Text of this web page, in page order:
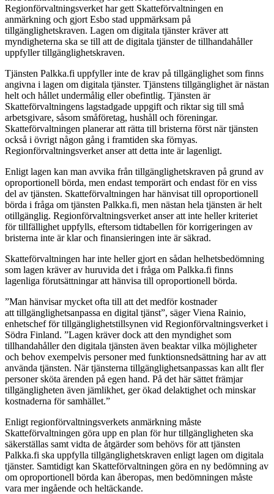
Regionförvaltningsverket har gett Skatteförvaltningen en
anmärkning och gjort Esbo stad uppmärksam på
tillgänglighetskraven. Lagen om digitala tjänster kräver att
myndigheterna ska se till att de digitala tjänster de tillhandahåller
uppfyller tillgänglighetskraven.
Tjänsten Palkka.fi uppfyller inte de krav på tillgänglighet som finns
angivna i lagen om digitala tjänster. Tjänstens tillgänglighet är nästan
helt och hållet undermålig eller obefintlig. Tjänsten är
Skatteförvaltningens lagstadgade uppgift och riktar sig till små
arbetsgivare, såsom småföretag, hushåll och föreningar.
Skatteförvaltningen planerar att rätta till bristerna först när tjänsten
också i övrigt någon gång i framtiden ska förnyas.
Regionförvaltningsverket anser att detta inte är lagenligt.
Enligt lagen kan man avvika från tillgänglighetskraven på grund av
oproportionell börda, men endast temporärt och endast för en viss
del av tjänsten. Skatteförvaltningen har hänvisat till oproportionell
börda i fråga om tjänsten Palkka.fi, men nästan hela tjänsten är helt
otillgänglig. Regionförvaltningsverket anser att inte heller kriteriet
för tillfällighet uppfylls, eftersom tidtabellen för korrigeringen av
bristerna inte är klar och finansieringen inte är säkrad.
Skatteförvaltningen har inte heller gjort en sådan helhetsbedömning
som lagen kräver av huruvida det i fråga om Palkka.fi finns
lagenliga förutsättningar att hänvisa till oproportionell börda.
”Man hänvisar mycket ofta till att det medför kostnader
att tillgänglighetsanpassa en digital tjänst”, säger Viena Rainio,
enhetschef för tillgänglighetstillsynen vid Regionförvaltningsverket i
Södra Finland. ”Lagen kräver dock att den myndighet som
tillhandahåller den digitala tjänsten även beaktar vilka möjligheter
och behov exempelvis personer med funktionsnedsättning har av att
använda tjänsten. När tjänsterna tillgänglighetsanpassas kan allt fler
personer sköta ärenden på egen hand. På det här sättet främjar
tillgängligheten även jämlikhet, ger ökad delaktighet och minskar
kostnaderna för samhället.”
Enligt regionförvaltningsverkets anmärkning måste
Skatteförvaltningen göra upp en plan för hur tillgängligheten ska
säkerställas samt vidta de åtgärder som behövs för att tjänsten
Palkka.fi ska uppfylla tillgänglighetskraven enligt lagen om digitala
tjänster. Samtidigt kan Skatteförvaltningen göra en ny bedömning av
om oproportionell börda kan åberopas, men bedömningen måste
vara mer ingående och heltäckande.